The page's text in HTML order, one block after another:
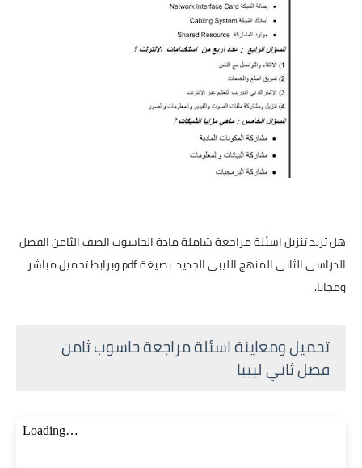
هل تريد تنزيل اسئلة مراجعة شاملة مادة الحاسوب الصف الثامن الفصل
الدراسي الثاني المنهج الليبي الجديد بصيغة pdf وبرابط تحميل مباشر
ومجانا.
تحميل ومعاينة اسئلة مراجعة حاسوب ثامن
فصل ثاني ليبيا